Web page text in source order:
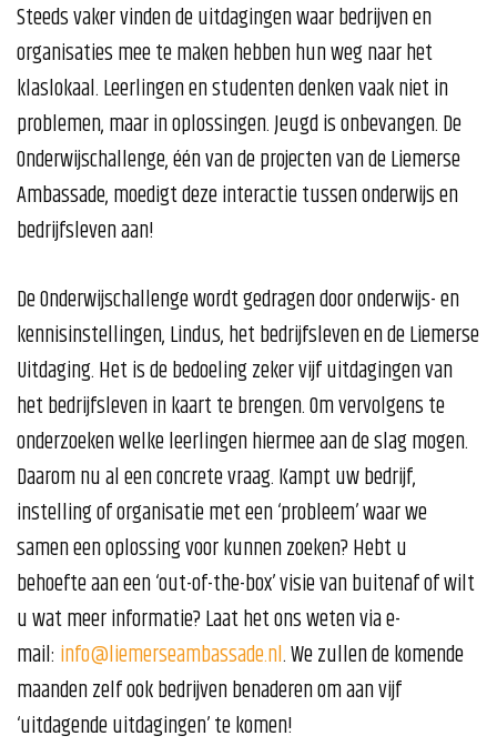
Steeds vaker vinden de uitdagingen waar bedrijven en
organisaties mee te maken hebben hun weg naar het
klaslokaal. Leerlingen en studenten denken vaak niet in
problemen, maar in oplossingen. Jeugd is onbevangen. De
Onderwijschallenge, één van de projecten van de Liemerse
Ambassade, moedigt deze interactie tussen onderwijs en
bedrijfsleven aan!
De Onderwijschallenge wordt gedragen door onderwijs- en
kennisinstellingen, Lindus, het bedrijfsleven en de Liemerse
Uitdaging. Het is de bedoeling zeker vijf uitdagingen van
het bedrijfsleven in kaart te brengen. Om vervolgens te
onderzoeken welke leerlingen hiermee aan de slag mogen.
Daarom nu al een concrete vraag. Kampt uw bedrijf,
instelling of organisatie met een ‘probleem’ waar we
samen een oplossing voor kunnen zoeken? Hebt u
behoefte aan een ‘out-of-the-box’ visie van buitenaf of wilt
u wat meer informatie? Laat het ons weten via e-
mail: info@liemerseambassade.nl. We zullen de komende
maanden zelf ook bedrijven benaderen om aan vijf
‘uitdagende uitdagingen’ te komen!